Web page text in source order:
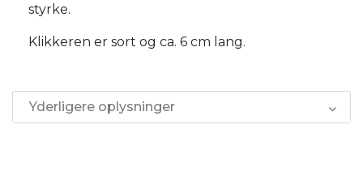
styrke.
Klikkeren er sort og ca. 6 cm lang.
Yderligere oplysninger